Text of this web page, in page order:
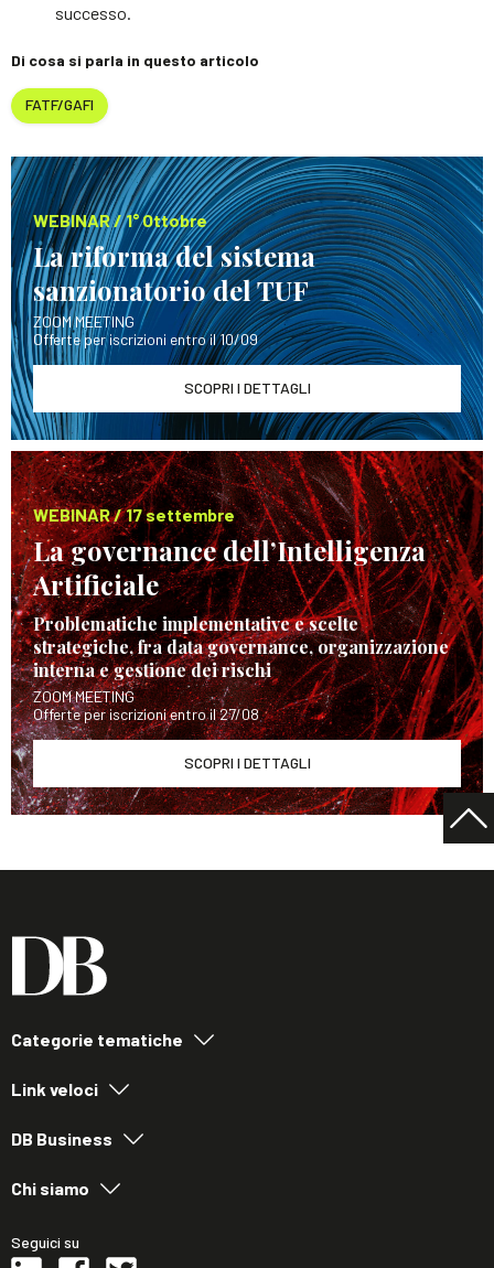
successo.
Di cosa si parla in questo articolo
FATF/GAFI
WEBINAR / 1° Ottobre
La riforma del sistema
sanzionatorio del TUF
ZOOM MEETING
Offerte per iscrizioni entro il 10/09
SCOPRI I DETTAGLI
WEBINAR / 17 settembre
La governance dell’Intelligenza
Artificiale
Problematiche implementative e scelte
strategiche, fra data governance, organizzazione
interna e gestione dei rischi
ZOOM MEETING
Offerte per iscrizioni entro il 27/08
SCOPRI I DETTAGLI
Categorie tematiche
Link veloci
DB Business
Chi siamo
Seguici su